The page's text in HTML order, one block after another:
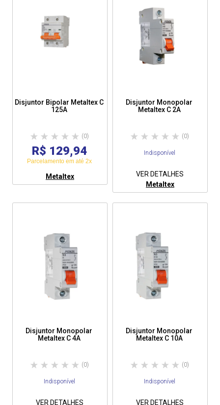
Disjuntor Bipolar Metaltex C
125A
(0)
R$ 129,94
Parcelamento em até 2x
Metaltex
Disjuntor Monopolar
Metaltex C 2A
(0)
Indisponível
VER DETALHES
Metaltex
Disjuntor Monopolar
Metaltex C 4A
(0)
Indisponível
VER DETALHES
Disjuntor Monopolar
Metaltex C 10A
(0)
Indisponível
VER DETALHES